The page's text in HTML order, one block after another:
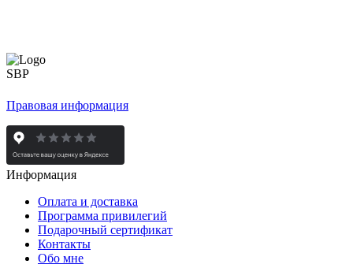
Правовая информация
Информация
Оплата и доставка
Программа привилегий
Подарочный сертификат
Контакты
Обо мне